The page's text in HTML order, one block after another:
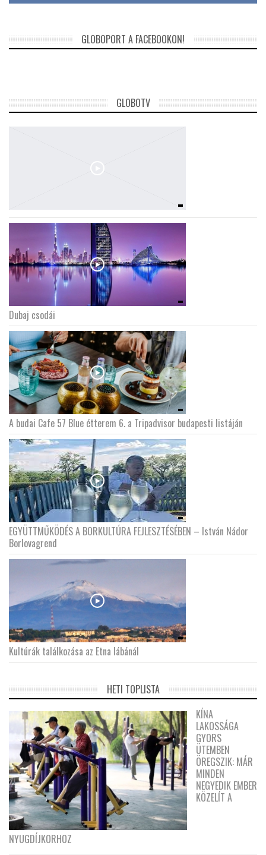
GLOBOPORT A FACEBOOKON!
GLOBOTV
Dubaj csodái
A budai Cafe 57 Blue étterem 6. a Tripadvisor budapesti listáján
EGYÜTTMŰKÖDÉS A BORKULTÚRA FEJLESZTÉSÉBEN – István Nádor
Borlovagrend
Kultúrák találkozása az Etna lábánál
HETI TOPLISTA
KÍNA
LAKOSSÁGA
GYORS
ÜTEMBEN
ÖREGSZIK: MÁR
MINDEN
NEGYEDIK EMBER
KÖZELÍT A
NYUGDÍJKORHOZ